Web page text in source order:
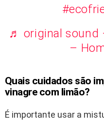
♬ original sound
–
Quais cuidados são
vinagre com limão?
É importante usar a